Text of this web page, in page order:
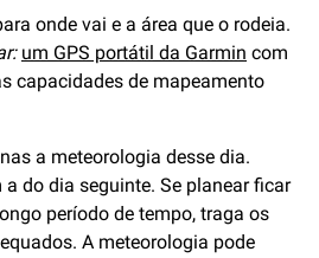
onde vai e a área que o rodeia.
um GPS portátil da Garmin com
capacidades de mapeamento
a meteorologia desse dia.
do dia seguinte. Se planear ficar
período de tempo, traga os
A meteorologia pode